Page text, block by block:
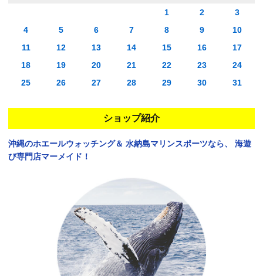
1 2
3
4
5 6 7 8 9
10
11
12 13 14 15 16
17
18
19 20 21 22 23
24
25
26 27 28 29 30 31
ショップ紹介
沖縄のホエールウォッチング＆ 水納島マリンスポーツなら、
海遊
び専門店マーメイド！